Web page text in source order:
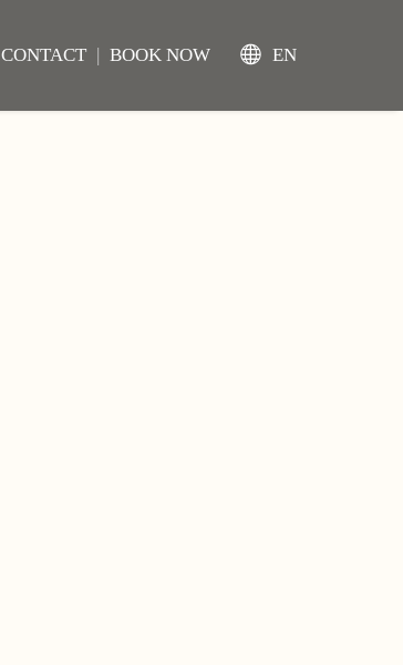
CONTACT | BOOK NOW EN